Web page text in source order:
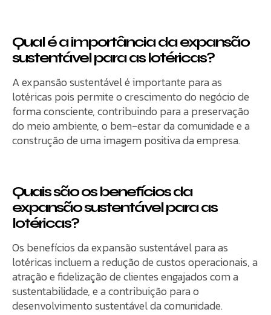
Qual é a importância da expansão
sustentável para as lotéricas?
A expansão sustentável é importante para as
lotéricas pois permite o crescimento do negócio de
forma consciente, contribuindo para a preservação
do meio ambiente, o bem-estar da comunidade e a
construção de uma imagem positiva da empresa.
Quais são os benefícios da
expansão sustentável para as
lotéricas?
Os benefícios da expansão sustentável para as
lotéricas incluem a redução de custos operacionais, a
atração e fidelização de clientes engajados com a
sustentabilidade, e a contribuição para o
desenvolvimento sustentável da comunidade.